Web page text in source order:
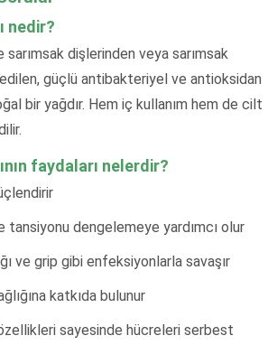
nedir?
sarımsak dişlerinden veya sarımsak
güçlü antibakteriyel ve antioksidan
bir yağdır. Hem iç kullanım hem de cilt
faydaları nelerdir?
tansiyonu dengelemeye yardımcı olur
ve grip gibi enfeksiyonlarla savaşır
katkıda bulunur
sayesinde hücreleri serbest